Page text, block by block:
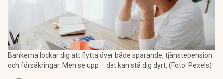
Bankerna lockar dig att flytta över både sparande, tjänstepension
och försäkringar. Men se upp – det kan stå dig dyrt. (Foto: Pexels)